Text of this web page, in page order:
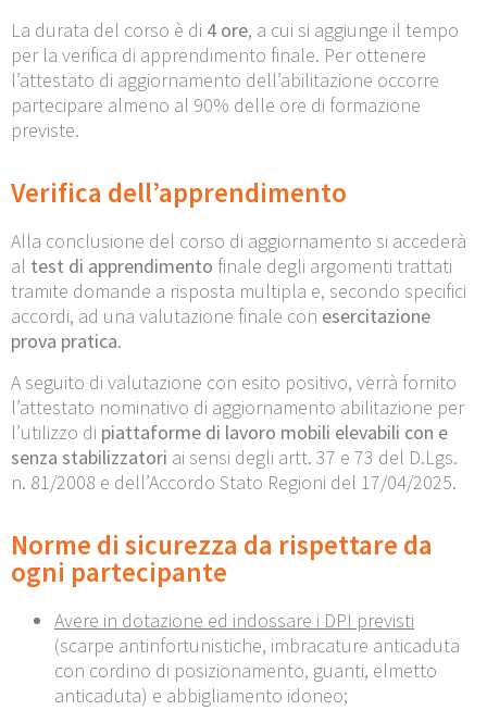
La durata del corso è di 4 ore, a cui si aggiunge il tempo
per la verifica di apprendimento finale. Per ottenere
l’attestato di aggiornamento dell’abilitazione occorre
partecipare almeno al 90% delle ore di formazione
previste.
Verifica dell’apprendimento
Alla conclusione del corso di aggiornamento si accederà
al test di apprendimento finale degli argomenti trattati
tramite domande a risposta multipla e, secondo specifici
accordi, ad una valutazione finale con esercitazione
prova pratica.
A seguito di valutazione con esito positivo, verrà fornito
l’attestato nominativo di aggiornamento abilitazione per
l’utilizzo di piattaforme di lavoro mobili elevabili con e
senza stabilizzatori ai sensi degli artt. 37 e 73 del D.Lgs.
n. 81/2008 e dell’Accordo Stato Regioni del 17/04/2025.
Norme di sicurezza da rispettare da
ogni partecipante
Avere in dotazione ed indossare i DPI previsti
(scarpe antinfortunistiche, imbracature anticaduta
con cordino di posizionamento, guanti, elmetto
anticaduta) e abbigliamento idoneo;